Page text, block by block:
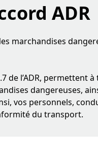
ADR
marchandises
de l’ADR, permettent à
dangereuses,
vos personnels,
du transport.